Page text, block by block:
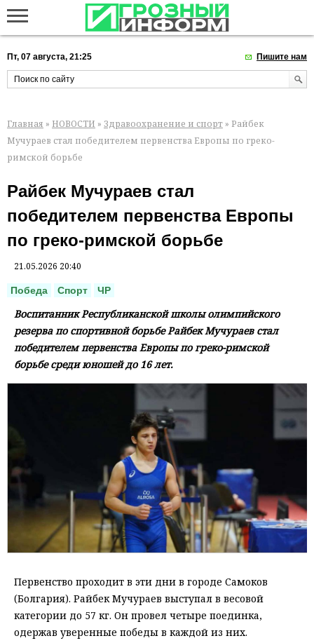
Пт, 07 августа, 21:25 Пишите нам
Главная » НОВОСТИ » Здравоохранение и спорт » Райбек
Мучураев стал победителем первенства Европы по греко-
римской борьбе
Райбек Мучураев стал
победителем первенства Европы
по греко-римской борьбе
21.05.2026 20:40
Победа Спорт ЧР
Воспитанник Республиканской школы олимпийского
резерва по спортивной борьбе Райбек Мучураев стал
победителем первенства Европы по греко-римской
борьбе среди юношей до 16 лет.
Первенство проходит в эти дни в городе Самоков
(Болгария). Райбек Мучураев выступал в весовой
категории до 57 кг. Он провел четыре поединка,
одержав уверенные победы в каждой из них.